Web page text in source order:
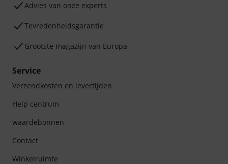
Advies van onze experts
Tevredenheidsgarantie
Grootste magazijn van Europa
Service
Verzendkosten en levertijden
Help centrum
waardebonnen
Contact
Winkelruimte